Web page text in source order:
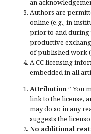
an
Authors are
online (e.g., in
prior to and during
productive
of published work
A CC licensing
embedded in all
Attribution” You
link to the license,
may do so in any
suggests the
No additional